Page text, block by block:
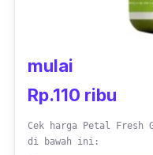
mulai
Rp.110 ribu
Cek harga Petal Fresh
di bawah ini: